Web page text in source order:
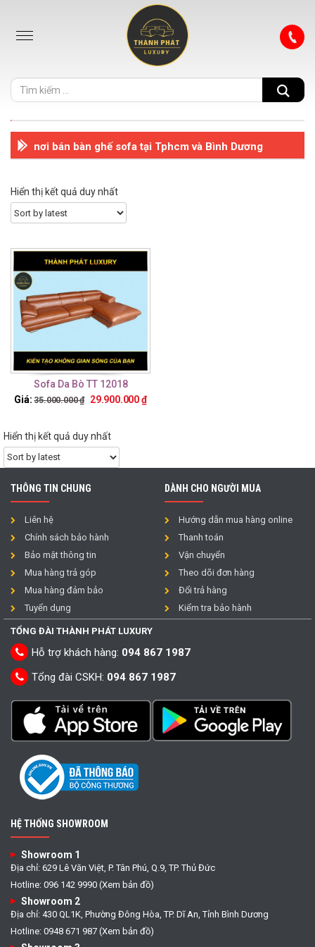
nơi bán bàn ghế sofa tại Tphcm và Bình Dương
Hiển thị kết quả duy nhất
Sofa Da Bò TT 12018
Giá: 35.000.000₫ 29.900.000₫
Hiển thị kết quả duy nhất
THÔNG TIN CHUNG
Liên hệ
Chính sách bảo hành
Bảo mật thông tin
Mua hàng trả góp
Mua hàng đảm bảo
Tuyển dụng
DÀNH CHO NGƯỜI MUA
Hướng dẫn mua hàng online
Thanh toán
Vận chuyển
Theo dõi đơn hàng
Đổi trả hàng
Kiểm tra bảo hành
TỔNG ĐÀI THÀNH PHÁT LUXURY
Hỗ trợ khách hàng: 094 867 1987
Tổng đài CSKH: 094 867 1987
HỆ THỐNG SHOWROOM
Showroom 1
Địa chỉ: 629 Lê Văn Việt, P. Tân Phú, Q.9, TP. Thủ Đức
Hotline: 096 142 9990 (Xem bản đồ)
Showroom 2
Địa chỉ: 430 QL1K, Phường Đông Hòa, TP. Dĩ An, Tỉnh Bình Dương
Hotline: 0948 671 987 (Xem bản đồ)